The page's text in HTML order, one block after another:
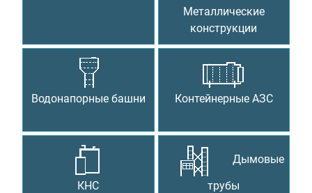
Металлические
конструкции
Водонапорные башни Контейнерные АЗС
КНС
Дымовые
трубы